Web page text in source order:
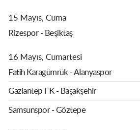
15 Mayıs, Cuma
Rizespor - Beşiktaş
16 Mayıs, Cumartesi
Fatih Karagümrük - Alanyaspor
Gaziantep FK - Başakşehir
Samsunspor - Göztepe